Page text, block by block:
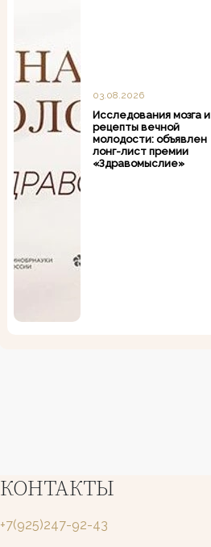
03.08.2026
Исследования мозга и
рецепты вечной
молодости: объявлен
лонг-лист премии
«Здравомыслие»
КОНТАКТЫ
+7(925)247-92-43